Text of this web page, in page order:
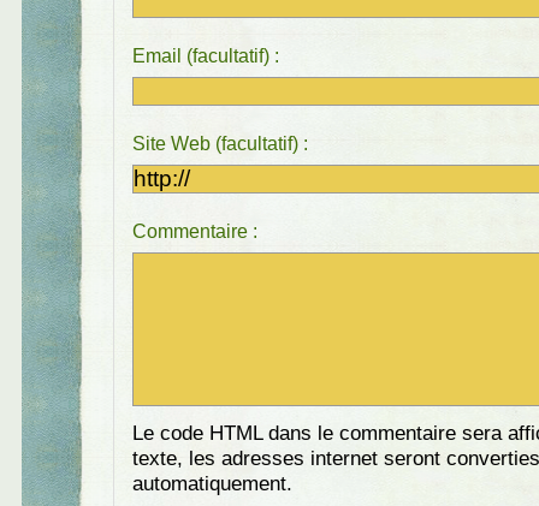
Email (facultatif) :
Site Web (facultatif) :
Commentaire :
Le code HTML dans le commentaire sera
texte, les adresses internet seront converties
automatiquement.